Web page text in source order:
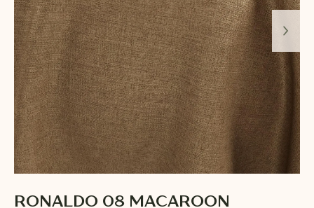
RONALDO 08 MACAROON